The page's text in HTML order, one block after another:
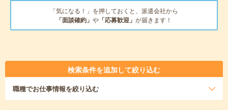
「気になる！」を押しておくと、派遣会社から
「面談確約」 や 「応募歓迎」 が届きます！
検索条件を追加して絞り込む
職種でお仕事情報を絞り込む